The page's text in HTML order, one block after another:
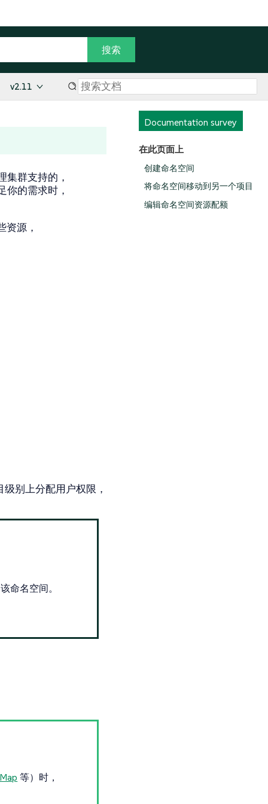
v2.11
Documentation survey
在此页面上
创建命名空间
将命名空间移动到另一个项目
编辑命名空间资源配额
集群支持的，
你的需求时，
源，
别上分配用户权限，
命名空间。
等）时，